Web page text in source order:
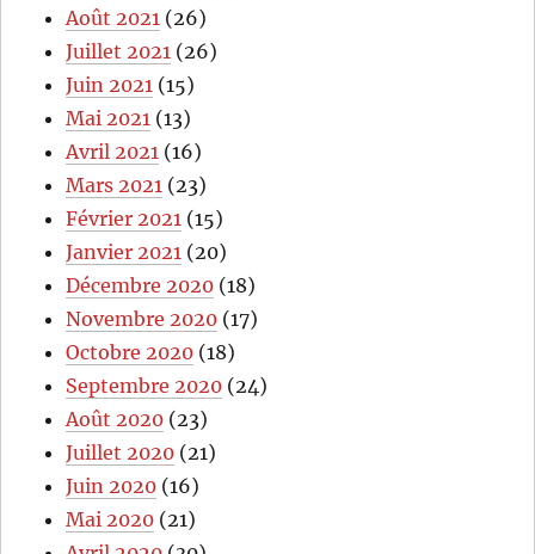
Août 2021 (26)
Juillet 2021 (26)
Juin 2021 (15)
Mai 2021 (13)
Avril 2021 (16)
Mars 2021 (23)
Février 2021 (15)
Janvier 2021 (20)
Décembre 2020 (18)
Novembre 2020 (17)
Octobre 2020 (18)
Septembre 2020 (24)
Août 2020 (23)
Juillet 2020 (21)
Juin 2020 (16)
Mai 2020 (21)